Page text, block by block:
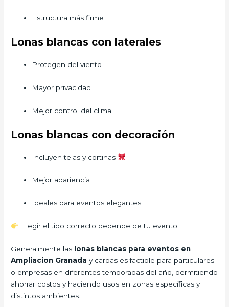
Estructura más firme
Lonas blancas con laterales
Protegen del viento
Mayor privacidad
Mejor control del clima
Lonas blancas con decoración
Incluyen telas y cortinas
Mejor apariencia
Ideales para eventos elegantes
Elegir el tipo correcto depende de tu evento.
Generalmente las lonas blancas para eventos en
Ampliacion Granada y carpas es factible para particulares
o empresas en diferentes temporadas del año, permitiendo
ahorrar costos y haciendo usos en zonas específicas y
distintos ambientes.